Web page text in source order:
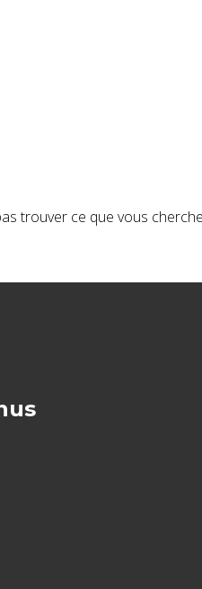
trouver ce que vous